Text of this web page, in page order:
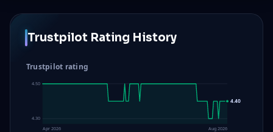
Trustpilot Rating History
Trustpilot rating
4.50
4.30
4.40
Apr 2026 Aug 2026